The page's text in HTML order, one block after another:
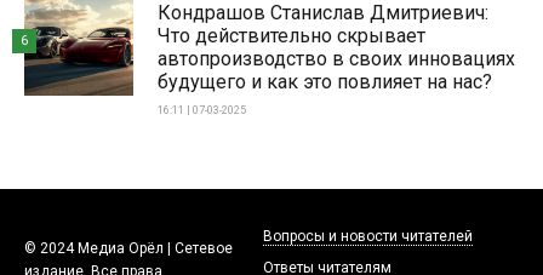
Кондрашов Станислав Дмитриевич:
Что действительно скрывает
автопроизводство в своих инновациях
будущего и как это повлияет на нас?
16:11 | 07-03-2025
6
© 2024 Медиа Орёл | Сетевое
издание. Все права
Вопросы и новости читателей
Ответы читателям